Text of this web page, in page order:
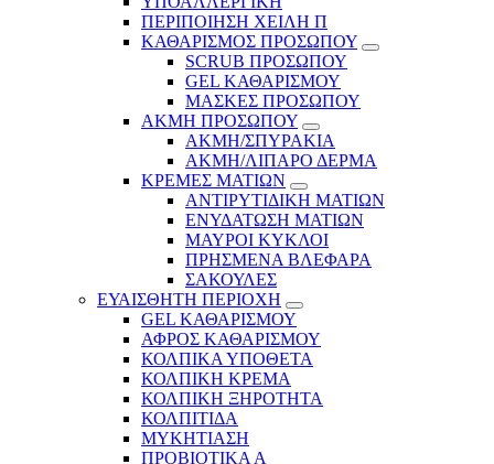
ΠΕΡΙΠΟΙΗΣΗ ΧΕΙΛΗ Π
ΚΑΘΑΡΙΣΜΟΣ ΠΡΟΣΩΠΟΥ
SCRUB ΠΡΟΣΩΠΟΥ
GEL ΚΑΘΑΡΙΣΜΟΥ
ΜΑΣΚΕΣ ΠΡΟΣΩΠΟΥ
ΑΚΜΗ ΠΡΟΣΩΠΟΥ
ΑΚΜΗ/ΣΠΥΡΑΚΙΑ
ΑΚΜΗ/ΛΙΠΑΡΟ ΔΕΡΜΑ
ΚΡΕΜΕΣ ΜΑΤΙΩΝ
ΑΝΤΙΡΥΤΙΔΙΚΗ ΜΑΤΙΩΝ
ΕΝΥΔΑΤΩΣΗ ΜΑΤΙΩΝ
ΜΑΥΡΟΙ ΚΥΚΛΟΙ
ΠΡΗΣΜΕΝΑ ΒΛΕΦΑΡΑ
ΣΑΚΟΥΛΕΣ
ΕΥΑΙΣΘΗΤΗ ΠΕΡΙΟΧΗ
GEL ΚΑΘΑΡΙΣΜΟΥ
ΑΦΡΟΣ ΚΑΘΑΡΙΣΜΟΥ
ΚΟΛΠΙΚΑ ΥΠΟΘΕΤΑ
ΚΟΛΠΙΚΗ ΚΡΕΜΑ
ΚΟΛΠΙΚΗ ΞΗΡΟΤΗΤΑ
ΚΟΛΠΙΤΙΔΑ
ΜΥΚΗΤΙΑΣΗ
ΠΡΟΒΙΟΤΙΚΑ Α